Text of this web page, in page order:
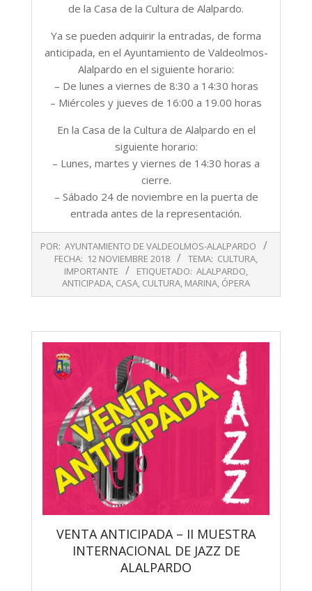
de la Casa de la Cultura de Alalpardo.
Ya se pueden adquirir la entradas, de forma
anticipada, en el Ayuntamiento de Valdeolmos-
Alalpardo en el siguiente horario:
– De lunes a viernes de 8:30 a 14:30 horas
– Miércoles y jueves de 16:00 a 19.00 horas
En la Casa de la Cultura de Alalpardo en el
siguiente horario:
– Lunes, martes y viernes de 14:30 horas a
cierre.
– Sábado 24 de noviembre en la puerta de
entrada antes de la representación.
11-
POR: AYUNTAMIENTO DE VALDEOLMOS-ALALPARDO
FECHA: 12 NOVIEMBRE 2018 TEMA: CULTURA
IMPORTANTE
ETIQUETADO: ALALPARDO
ANTICIPADA CASA CULTURA MARINA ÓPERA
VENTA ANTICIPADA – II MUESTRA
INTERNACIONAL DE JAZZ DE
ALALPARDO